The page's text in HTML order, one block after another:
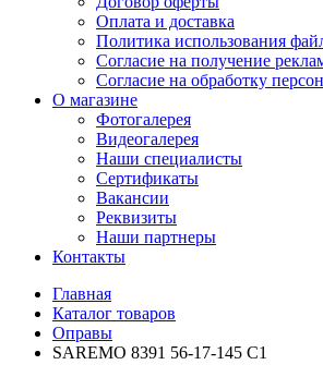
Оплата и доставка
Политика использования
Согласие на получение
Согласие на обработку
О магазине
Фотогалерея
Видеогалерея
Наши специалисты
Сертификаты
Вакансии
Реквизиты
Наши партнеры
Контакты
Главная
Каталог товаров
Оправы
SAREMO 8391 56-17-145 C1